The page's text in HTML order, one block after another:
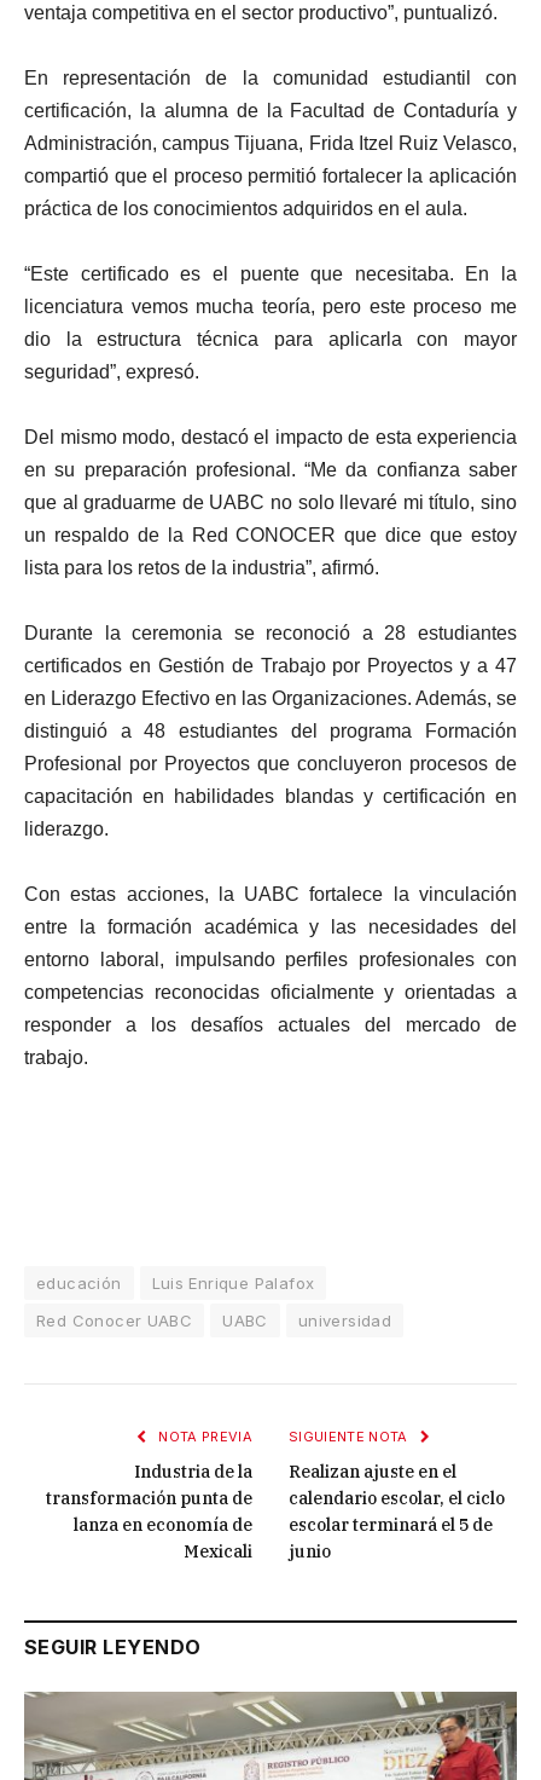
ventaja competitiva en el sector productivo”, puntualizó.
En representación de la comunidad estudiantil con
certificación, la alumna de la Facultad de Contaduría y
Administración, campus Tijuana, Frida Itzel Ruiz Velasco,
compartió que el proceso permitió fortalecer la aplicación
práctica de los conocimientos adquiridos en el aula.
“Este certificado es el puente que necesitaba. En la
licenciatura vemos mucha teoría, pero este proceso me
dio la estructura técnica para aplicarla con mayor
seguridad”, expresó.
Del mismo modo, destacó el impacto de esta experiencia
en su preparación profesional. “Me da confianza saber
que al graduarme de UABC no solo llevaré mi título, sino
un respaldo de la Red CONOCER que dice que estoy
lista para los retos de la industria”, afirmó.
Durante la ceremonia se reconoció a 28 estudiantes
certificados en Gestión de Trabajo por Proyectos y a 47
en Liderazgo Efectivo en las Organizaciones. Además, se
distinguió a 48 estudiantes del programa Formación
Profesional por Proyectos que concluyeron procesos de
capacitación en habilidades blandas y certificación en
liderazgo.
Con estas acciones, la UABC fortalece la vinculación
entre la formación académica y las necesidades del
entorno laboral, impulsando perfiles profesionales con
competencias reconocidas oficialmente y orientadas a
responder a los desafíos actuales del mercado de
trabajo.
educación
Luis Enrique Palafox
Red Conocer UABC
UABC universidad
NOTA PREVIA
Industria de la
transformación punta de
lanza en economía de
Mexicali
SIGUIENTE NOTA
Realizan ajuste en el
calendario escolar, el ciclo
escolar terminará el 5 de
junio
SEGUIR LEYENDO